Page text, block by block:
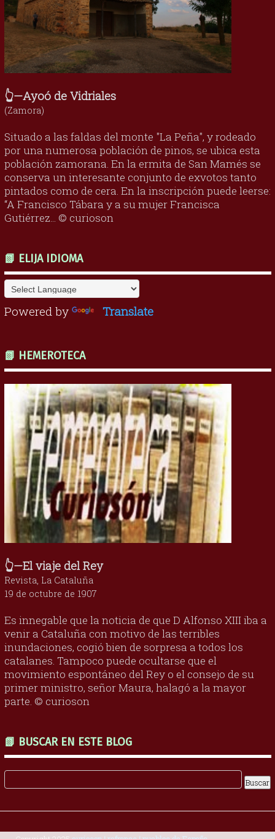
👆—Ayoó de Vidriales
(Zamora)
Situado a las faldas del monte "La Peña", y rodeado
por una numerosa población de pinos, se ubica esta
población zamorana. En la ermita de San Mamés se
conserva un interesante conjunto de exvotos tanto
pintados como de cera. En la inscripción puede leerse:
“A Francisco Tábara y a su mujer Francisca
Gutiérrez... © curioson
📗 ELIJA IDIOMA
Powered by Translate
📗 HEMEROTECA
👆—El viaje del Rey
Revista, La Cataluña
19 de octubre de 1907
Es innegable que la noticia de que D Alfonso XIII iba a
venir a Cataluña con motivo de las terribles
inundaciones, cogió bien de sorpresa a todos los
catalanes. Tampoco puede ocultarse que el
movimiento espontáneo del Rey o el consejo de su
primer ministro, señor Maura, halagó a la mayor
parte. © curioson
📗 BUSCAR EN ESTE BLOG